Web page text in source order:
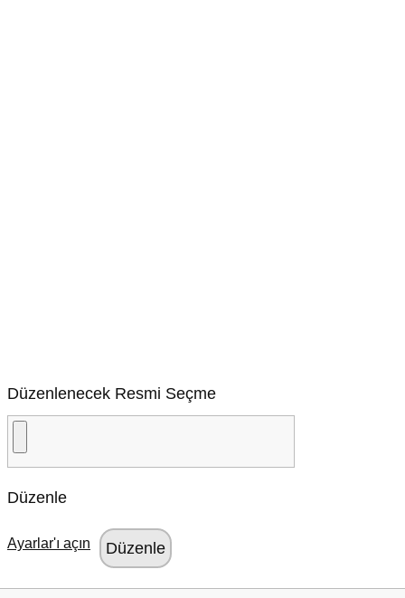
Düzenlenecek Resmi Seçme
Düzenle
Ayarlar'ı açın